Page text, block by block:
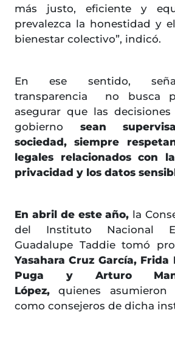
más justo, eficiente y
prevalezca la honestidad y
bienestar colectivo”, indicó.
En ese sentido,
transparencia no busca
asegurar que las
gobierno sean
sociedad, siempre
legales relacionados con
privacidad y los datos
En abril de este año, la
del Instituto Nacional
Guadalupe Taddie tomó
Yasahara Cruz García, Frida
Puga y Arturo
López,quienes asumieron
como consejeros de dicha